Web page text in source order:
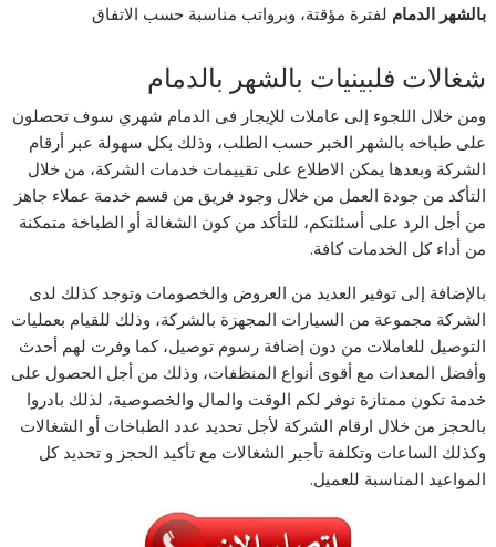
بالشهر الدمام لفترة مؤقتة، وبرواتب مناسبة حسب الاتفاق
شغالات فلبينيات بالشهر بالدمام
ومن خلال اللجوء إلى عاملات للإيجار فى الدمام شهري سوف تحصلون
على طباخه بالشهر الخبر حسب الطلب، وذلك بكل سهولة عبر أرقام
الشركة وبعدها يمكن الاطلاع على تقييمات خدمات الشركة، من خلال
التأكد من جودة العمل من خلال وجود فريق من قسم خدمة عملاء جاهز
من أجل الرد على أسئلتكم، للتأكد من كون الشغالة أو الطباخة متمكنة
من أداء كل الخدمات كافة.
بالإضافة إلى توفير العديد من العروض والخصومات وتوجد كذلك لدى
الشركة مجموعة من السيارات المجهزة بالشركة، وذلك للقيام بعمليات
التوصيل للعاملات من دون إضافة رسوم توصيل، كما وفرت لهم أحدث
وأفضل المعدات مع أقوى أنواع المنظفات، وذلك من أجل الحصول على
خدمة تكون ممتازة توفر لكم الوقت والمال والخصوصية، لذلك بادروا
بالحجز من خلال ارقام الشركة لأجل تحديد عدد الطباخات أو الشغالات
وكذلك الساعات وتكلفة تأجير الشغالات مع تأكيد الحجز و تحديد كل
المواعيد المناسبة للعميل.